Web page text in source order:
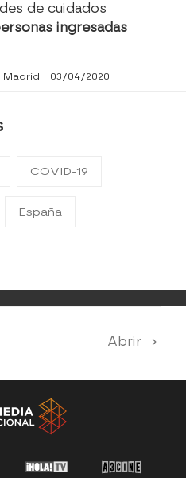
de cuidados
ingresadas
Madrid | 03/04/2020
COVID-19
España
Abrir
El Hormiguero
Pasapalabra